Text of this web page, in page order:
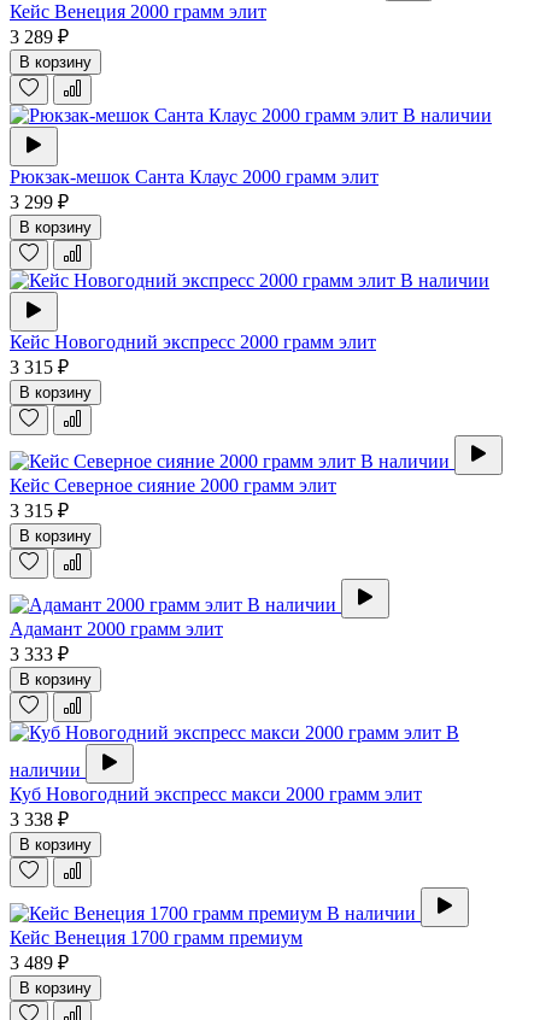
Кейс Венеция 2000 грамм элит
3 289 ₽
В корзину
В наличии
Рюкзак-мешок Санта Клаус 2000 грамм элит
3 299 ₽
В корзину
В наличии
Кейс Новогодний экспресс 2000 грамм элит
3 315 ₽
В корзину
В наличии
Кейс Северное сияние 2000 грамм элит
3 315 ₽
В корзину
В наличии
Адамант 2000 грамм элит
3 333 ₽
В корзину
В
наличии
Куб Новогодний экспресс макси 2000 грамм элит
3 338 ₽
В корзину
В наличии
Кейс Венеция 1700 грамм премиум
3 489 ₽
В корзину